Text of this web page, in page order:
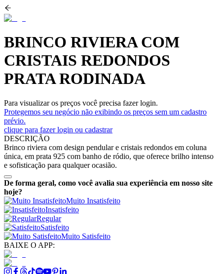
BRINCO RIVIERA COM
CRISTAIS REDONDOS
PRATA RODINADA
Para visualizar os preços você precisa fazer login.
Protegemos seu negócio não exibindo os preços sem um cadastro
prévio.
clique para fazer login ou cadastrar
DESCRIÇÃO
Brinco riviera com design pendular e cristais redondos em coluna
única, em prata 925 com banho de ródio, que oferece brilho intenso
e sofisticação para qualquer ocasião.
De forma geral, como você avalia sua experiência em nosso site
hoje?
Muito Insatisfeito
Insatisfeito
Regular
Satisfeito
Muito Satisfeito
BAIXE O APP: